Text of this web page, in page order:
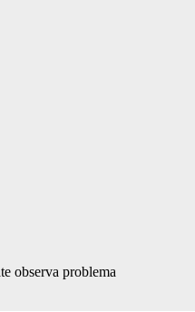
observa problema